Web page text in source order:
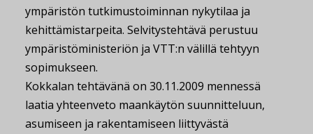
ympäristön tutkimustoiminnan nykytilaa ja
kehittämistarpeita. Selvitystehtävä perustuu
ympäristöministeriön ja VTT:n välillä tehtyyn
sopimukseen.
Kokkalan tehtävänä on 30.11.2009 mennessä
laatia yhteenveto maankäytön suunnitteluun,
asumiseen ja rakentamiseen liittyvästä